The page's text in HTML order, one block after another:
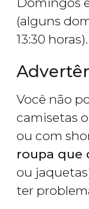
(alguns
13:30 horas).
Você não
camisetas
ou com
roupa que
ou
ter